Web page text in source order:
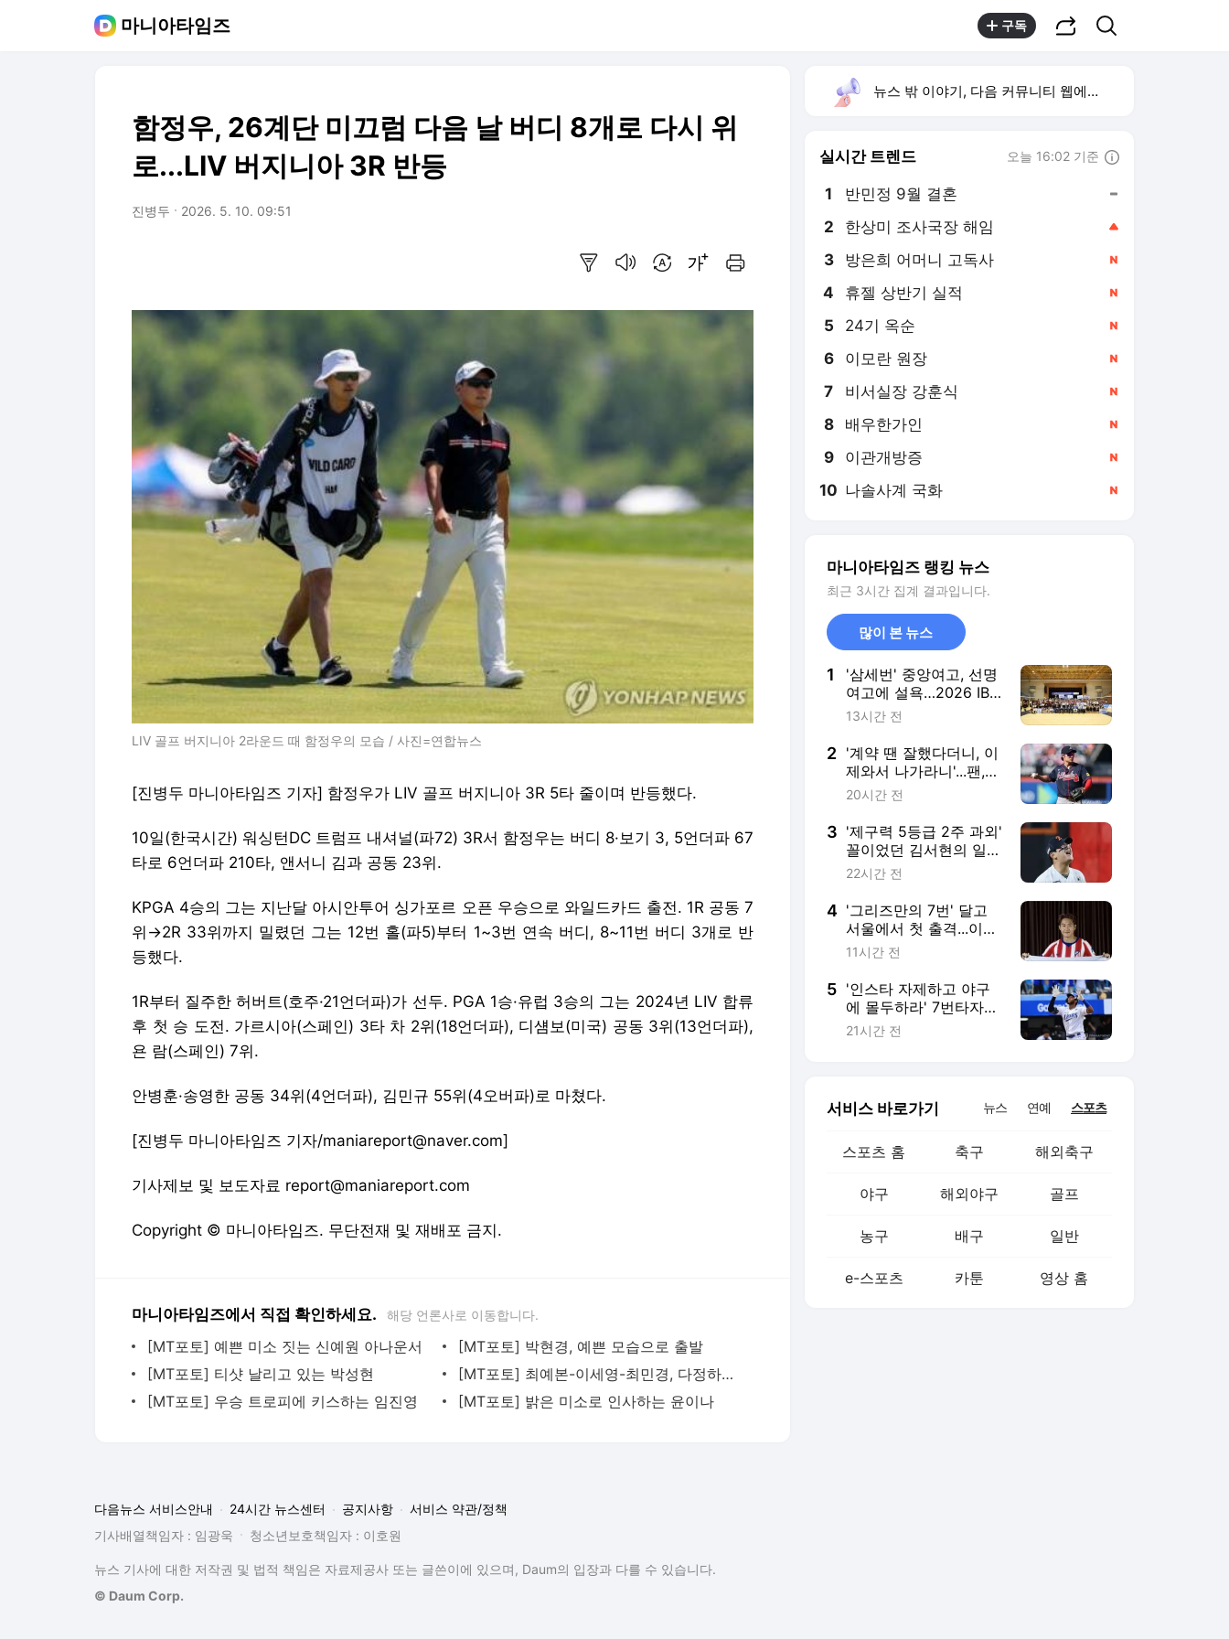
마니아타임즈 구독
함정우, 26계단 미끄럼 다음 날 버디 8개로 다시 위
로...LIV 버지니아 3R 반등
진병두 2026. 5. 10. 09:51
LIV 골프 버지니아 2라운드 때 함정우의 모습 / 사진=연합뉴스
[진병두 마니아타임즈 기자] 함정우가 LIV 골프 버지니아 3R 5타 줄이며 반등했다.
10일(한국시간) 워싱턴DC 트럼프 내셔널(파72) 3R서 함정우는 버디 8·보기 3, 5언더파 67
타로 6언더파 210타, 앤서니 김과 공동 23위.
KPGA 4승의 그는 지난달 아시안투어 싱가포르 오픈 우승으로 와일드카드 출전. 1R 공동 7
위→2R 33위까지 밀렸던 그는 12번 홀(파5)부터 1~3번 연속 버디, 8~11번 버디 3개로 반
등했다.
1R부터 질주한 허버트(호주·21언더파)가 선두. PGA 1승·유럽 3승의 그는 2024년 LIV 합류
후 첫 승 도전. 가르시아(스페인) 3타 차 2위(18언더파), 디섐보(미국) 공동 3위(13언더파),
욘 람(스페인) 7위.
안병훈·송영한 공동 34위(4언더파), 김민규 55위(4오버파)로 마쳤다.
[진병두 마니아타임즈 기자/maniareport@naver.com]
기사제보 및 보도자료 report@maniareport.com
Copyright © 마니아타임즈. 무단전재 및 재배포 금지.
마니아타임즈에서 직접 확인하세요. 해당 언론사로 이동합니다.
[MT포토] 예쁜 미소 짓는 신예원 아나운서
[MT포토] 박현경, 예쁜 모습으로 출발
[MT포토] 티샷 날리고 있는 박성현
[MT포토] 최예본-이세영-최민경, 다정하게 브이
[MT포토] 우승 트로피에 키스하는 임진영
[MT포토] 밝은 미소로 인사하는 윤이나
뉴스 밖 이야기, 다음 커뮤니티 웹에서 보기
실시간 트렌드 오늘 16:02 기준
1 반민정 9월 결혼
2 한상미 조사국장 해임
3 방은희 어머니 고독사
4 휴젤 상반기 실적
5 24기 옥순
6 이모란 원장
7 비서실장 강훈식
8 배우한가인
9 이관개방증
10 나솔사계 국화
마니아타임즈 랭킹 뉴스
최근 3시간 집계 결과입니다.
많이 본 뉴스
1
'삼세번' 중앙여고, 선명
여고에 설욕…2026 IBK
기업은행배 전국중고배
13시간 전
2 '계약 땐 잘했다더니, 이
제와서 나가라니'...팬,
언론 압박에 애틀랜타,
20시간 전
3 '제구력 5등급 2주 과외'
꼴이었던 김서현의 일본
연수...'종합검진표'에 불
22시간 전
4 '그리즈만의 7번' 달고
서울에서 첫 출격...이강
인, 맨시티 상대로 첫 무
11시간 전
5 '인스타 자제하고 야구
에 몰두하라' 7번타자
수모 디아즈, 후반기 15
21시간 전
서비스 바로가기 뉴스 연예 스포츠
스포츠 홈 축구 해외축구
야구 해외야구 골프
농구 배구 일반
e-스포츠 카툰 영상 홈
다음뉴스 서비스안내 24시간 뉴스센터 공지사항
서비스 약관/정책
기사배열책임자 : 임광욱
청소년보호책임자 : 이호원
뉴스 기사에 대한 저작권 및 법적 책임은 자료제공사 또는 글쓴이에 있으며, Daum의 입장과 다를 수 있습니다.
© Daum Corp.